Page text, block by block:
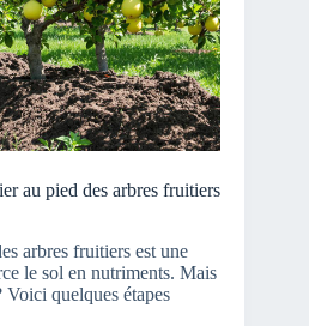
au pied des arbres fruitiers
arbres fruitiers est une
le sol en nutriments. Mais
quelques étapes